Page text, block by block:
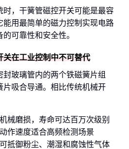
时，干簧管磁控开关可能是最容
能用最简单的磁力控制实现电路
可靠性和安全性。
关在工业控制中不可替代
玻璃管内的两个铁磁簧片组
片吸合导通。相比传统机械开
械磨损，寿命可达百万次级别
作速度适合高频检测场景
抵御粉尘、潮湿和腐蚀性气体